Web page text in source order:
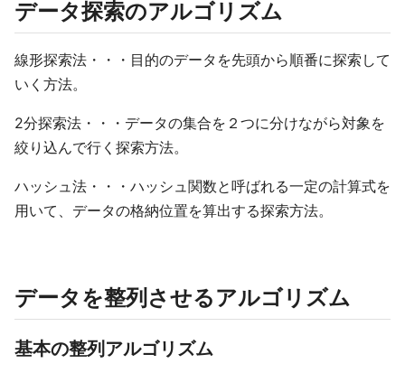
データ探索のアルゴリズム
線形探索法・・・目的のデータを先頭から順番に探索して
いく方法。
2分探索法・・・データの集合を２つに分けながら対象を
絞り込んで行く探索方法。
ハッシュ法・・・ハッシュ関数と呼ばれる一定の計算式を
用いて、データの格納位置を算出する探索方法。
データを整列させるアルゴリズム
基本の整列アルゴリズム